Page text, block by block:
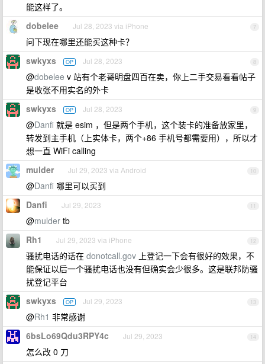
能这样了。
7
dobelee Jul 28, 2023 via iPhone
问下现在哪里还能买这种卡？
8
swkyxs OP Jul 28, 2023
@dobelee v 站有个老哥明盘四百在卖，你上二手交易看看帖子
是收张不用实名的外卡
9
swkyxs OP Jul 28, 2023
@Danfi 就是 esim ，但是两个手机，这个装卡的准备放家里，
转发到主手机（上实体卡，两个+86 手机号都需要用），所以才
想一直 WiFi calling
10
mulder Jul 29, 2023 via Android
@Danfi 哪里可以买到
11
Danfi Jul 29, 2023
@mulder tb
12
Rh1 Jul 29, 2023 via iPhone
骚扰电话的话在 donotcall.gov 上登记一下会有很好的效果，不
能保证以后一个骚扰电话也没有但确实会少很多。这是联邦防骚
扰登记平台
13
swkyxs OP Jul 29, 2023
@Rh1 非常感谢
14
6bsLo69Qdu3RPY4c Jul 29, 2023
怎么改 0 刀